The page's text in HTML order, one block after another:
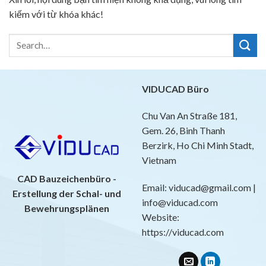
kiếm với từ khóa khác!
CAD Bauzeichenbüro -
Erstellung der Schal- und
Bewehrungsplänen
VIDUCAD Büro
Chu Van An Straße 181,
Gem. 26, Binh Thanh
Berzirk, Ho Chi Minh Stadt,
Vietnam
Email: viducad@gmail.com |
info@viducad.com
Website:
https://viducad.com